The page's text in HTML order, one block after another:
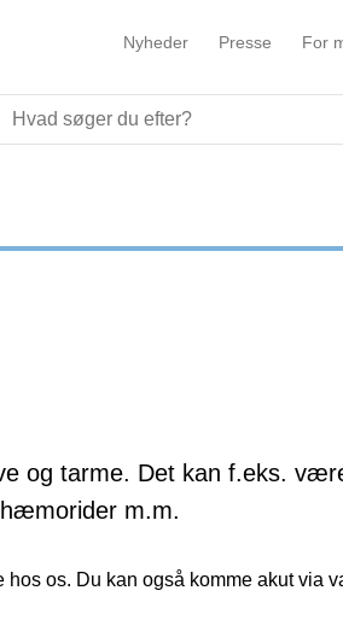
Nyheder Presse For
og tarme. Det kan f.eks.
m.m.
os. Du kan også komme akut via